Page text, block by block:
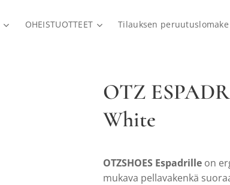
OHEISTUOTTEET Tilauksen peruutuslomake
OTZ
White
OTZSHOES Espadrille on
mukava pellavakenkä